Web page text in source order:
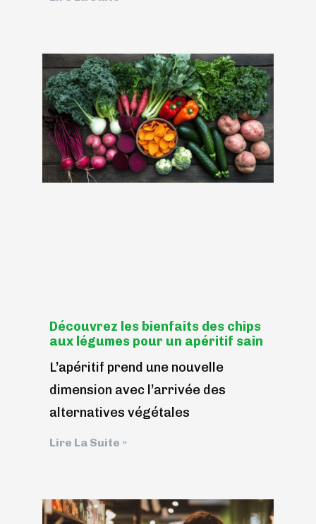
Découvrez les bienfaits des chips
aux légumes pour un apéritif sain
L’apéritif prend une nouvelle
dimension avec l’arrivée des
alternatives végétales
Lire La Suite »